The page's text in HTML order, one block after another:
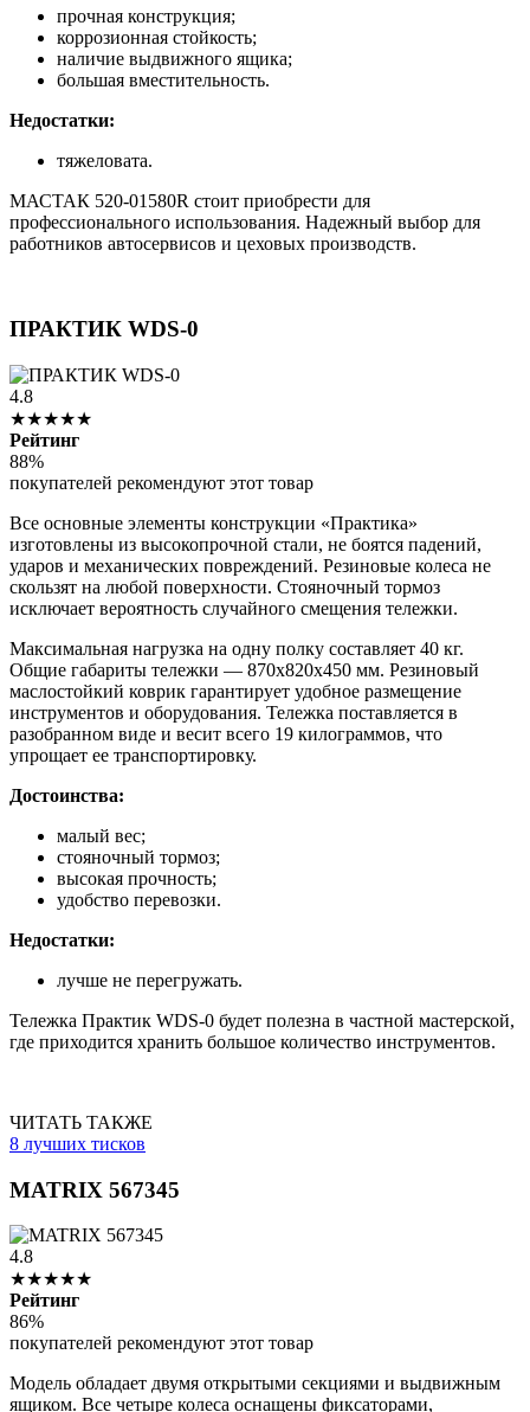
прочная конструкция;
коррозионная стойкость;
наличие выдвижного ящика;
большая вместительность.
Недостатки:
тяжеловата.
МАСТАК 520-01580R стоит приобрести для
профессионального использования. Надежный выбор для
работников автосервисов и цеховых производств.
ПРАКТИК WDS-0
4.8
★★★★★
Рейтинг
88%
покупателей рекомендуют этот товар
Все основные элементы конструкции «Практика»
изготовлены из высокопрочной стали, не боятся падений,
ударов и механических повреждений. Резиновые колеса не
скользят на любой поверхности. Стояночный тормоз
исключает вероятность случайного смещения тележки.
Максимальная нагрузка на одну полку составляет 40 кг.
Общие габариты тележки — 870х820х450 мм. Резиновый
маслостойкий коврик гарантирует удобное размещение
инструментов и оборудования. Тележка поставляется в
разобранном виде и весит всего 19 килограммов, что
упрощает ее транспортировку.
Достоинства:
малый вес;
стояночный тормоз;
высокая прочность;
удобство перевозки.
Недостатки:
лучше не перегружать.
Тележка Практик WDS-0 будет полезна в частной мастерской,
где приходится хранить большое количество инструментов.
ЧИТАТЬ ТАКЖЕ
8 лучших тисков
MATRIX 567345
4.8
★★★★★
Рейтинг
86%
покупателей рекомендуют этот товар
Модель обладает двумя открытыми секциями и выдвижным
ящиком. Все четыре колеса оснащены фиксаторами,